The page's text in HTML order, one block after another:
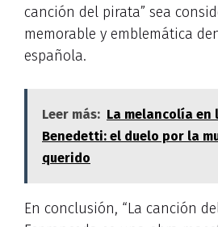
canción del pirata” sea
memorable y emblemática
española.
Leer más: La melancolía en
Benedetti: el duelo por la
querido
En conclusión, “La canción